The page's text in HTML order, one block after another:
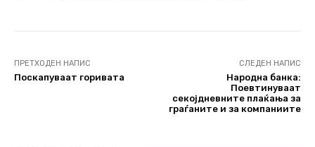
ПРЕТХОДЕН НАПИС
Поскапуваат горивата
СЛЕДЕН НАПИС
Народна банка:
Поевтинуваат
секојдневните плаќања за
граѓаните и за компаниите